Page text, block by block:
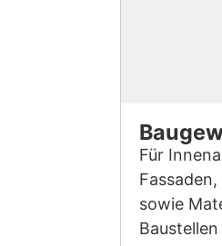
Für
sowie